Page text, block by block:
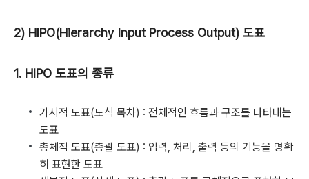
2) HIPO(Hierarchy Input Process Output) 도표
1. HIPO 도표의 종류
가시적 도표(도식 목차) : 전체적인 흐름과 구조를 나타내는
도표
총체적 도표(총괄 도표) : 입력, 처리, 출력 등의 기능을 명확
히 표현한 도표